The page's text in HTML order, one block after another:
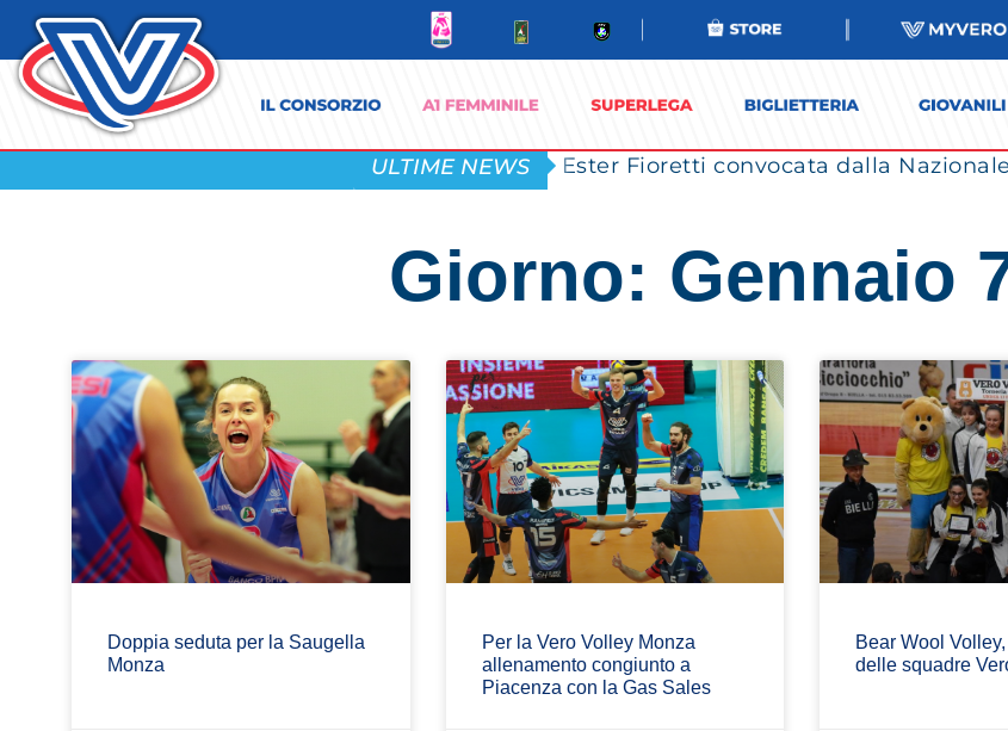
ULTIME NEWS Ester Fioretti convocata dalla
Giorno: Gennaio
Doppia seduta per la Saugella
Monza
Per la Vero Volley Monza
allenamento congiunto a
Piacenza con la Gas Sales
Bear Wool
delle squadre